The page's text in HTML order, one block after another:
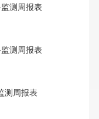
测周报表
测周报表
测周报表